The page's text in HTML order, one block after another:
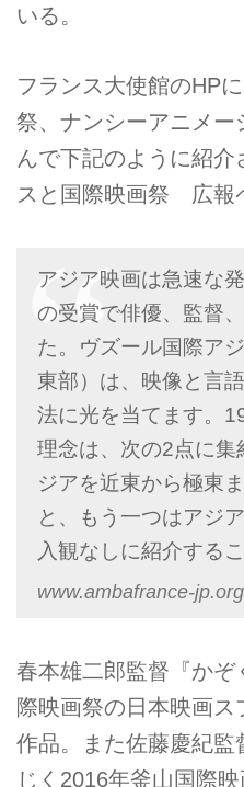
いる。
フランス大使館のHP
祭、ナンシーアニメー
んで下記のように紹
スと国際映画祭 広報
アジア映画は急速な
の受賞で俳優、監督
た。ヴズール国際ア
東部）は、映像と言
法に光を当てます。
理念は、次の2点に
ジアを近東から極東
と、もう一つはアジ
入観なしに紹介するこ
www.ambafrance-jp.org
春本雄二郎監督『かぞ
際映画祭の日本映画ス
作品。また佐藤慶紀監
じく2016年釜山国際